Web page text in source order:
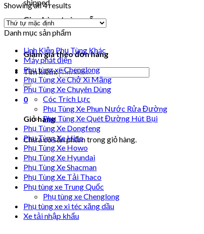
Giao hàng toàn quốc
Giảm giá theo đơn hàng
Tìm kiếm:
0
Giỏ hàng
Chưa có sản phẩm trong giỏ hàng.
Showing all 4 results
Danh mục sản phẩm
Linh Kiện Phụ Tùng Khác
Máy phát điện
Phụ tùng xe Chenglong
Phụ Tùng Xe Chở Xi Măng
Phụ Tùng Xe Chuyên Dùng
Cóc Trích Lực
Phụ Tùng Xe Phun Nước Rửa Đường
Phụ Tùng Xe Quét Đường Hút Bụi
Phụ Tùng Xe Dongfeng
Phụ Tùng Xe Hino
Phụ Tùng Xe Howo
Phụ Tùng Xe Hyundai
Phụ Tùng Xe Shacman
Phụ Tùng Xe Tải Thaco
Phụ tùng xe Trung Quốc
Phụ tùng xe Chenglong
Phụ tùng xe xi téc xăng dầu
Xe tải nhập khẩu